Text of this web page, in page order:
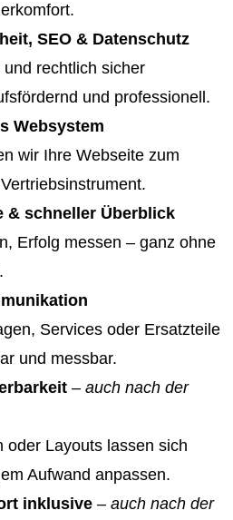
SEO & Datenschutz
rechtlich sicher
und professionell.
Websystem
wir Ihre Webseite zum
& schneller Überblick
Erfolg messen – ganz ohne
Services oder Ersatzteile
und messbar.
– auch nach der
oder Layouts lassen sich
Aufwand anpassen.
inklusive – auch nach der